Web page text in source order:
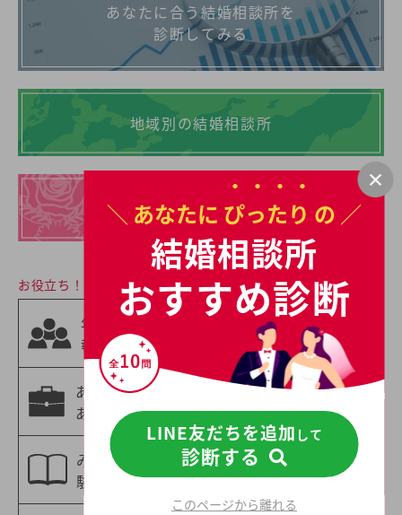
あなたに合う結婚相談所を
診断してみる
地域別の結婚相談所
結婚相談所一覧
お役立ち！婚活情報
年齢別の婚活情
報
相手の職業から
選ぶ
婚活情報
あなたの職業に
あった婚活情報
年収別の婚活情
報
みんなの婚活体
験談
特集一覧
＼ あなたに ぴったり の ／
結婚相談所
おすすめ診断
LINE友だちを追加 して
診断する
このページから離れる